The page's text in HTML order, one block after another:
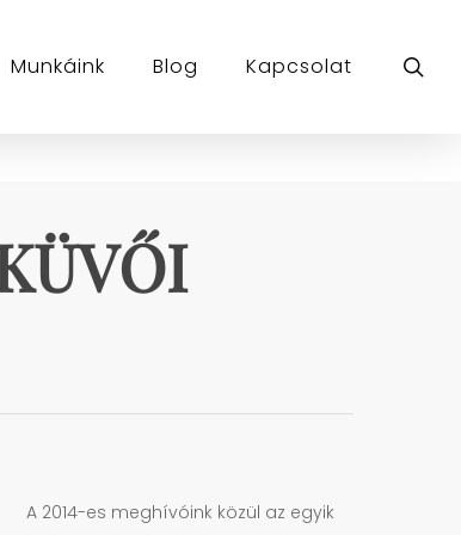
Munkáink Blog Kapcsolat
A 2014-es meghívóink közül az egyik